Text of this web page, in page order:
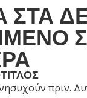
ΣΤΑ
πριν.